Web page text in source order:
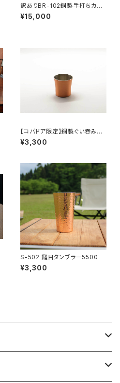
訳ありBR-102銅製手打ちカッ
プ530ml24200→15000
¥15,000
【コパドア限定】銅製ぐい吞み銅
色5500→3300
¥3,300
S-502 鎚目タンブラー5500
¥3,300